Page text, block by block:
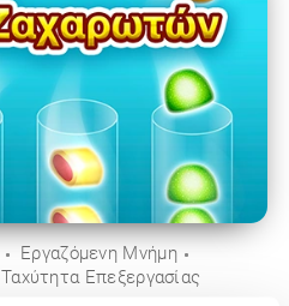
Εργαζόμενη Μνήμη
Ταχύτητα Επεξεργασίας